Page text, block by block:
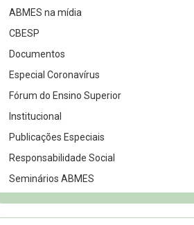
ABMES na mídia
CBESP
Documentos
Especial Coronavírus
Fórum do Ensino Superior
Institucional
Publicações Especiais
Responsabilidade Social
Seminários ABMES